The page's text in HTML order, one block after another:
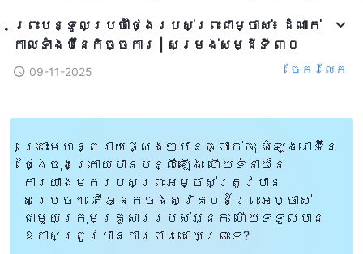
ព្រះបន្ទូលប្រចាំថ្ងៃរបស់ព្រះជាម្ចាស់៖ ដំណាក់
កាលទាំងបីនៃកិច្ចការ | សម្រង់សម្ដីទី ៣០
09-11-2025 ចែក​រំលែក
គ្រោះមហន្តរាយផ្សេងៗបានធ្លាក់ចុះ សំឡេងរោទិ៍នៃ
ថ្ងៃចុងក្រោយបានបន្លឺឡើង ហើយទំនាយនៃ
ការយាងមករបស់ព្រះអម្ចាស់ត្រូវបាន
សម្រេច។ តើអ្នកចង់ស្វាគមន៍ព្រះអម្ចាស់
ជាមួយក្រុមគ្រួសាររបស់អ្នក ហើយទទួលបាន
ឱកាសត្រូវបានការពារដោយព្រះទេ?